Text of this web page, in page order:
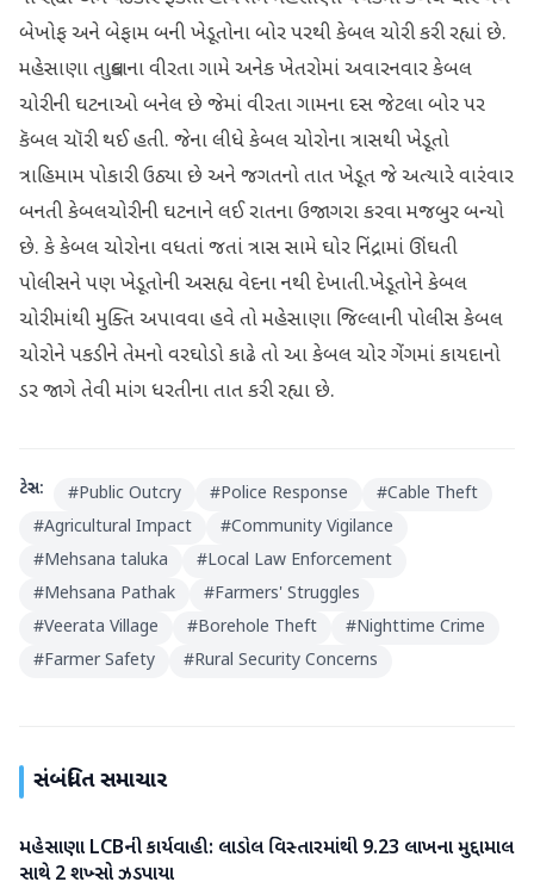
બેખોફ અને બેફામ બની ખેડૂતોના બોર પરથી કેબલ ચોરી કરી રહ્યાં છે.
મહેસાણા તાલુકાના વીરતા ગામે અનેક ખેતરોમાં અવારનવાર કેબલ
ચોરીની ઘટનાઓ બનેલ છે જેમાં વીરતા ગામના દસ જેટલા બોર પર
કૅબલ ચૉરી થઈ હતી. જેના લીધે કેબલ ચોરોના ત્રાસથી ખેડૂતો
ત્રાહિમામ પોકારી ઉઠ્યા છે અને જગતનો તાત ખેડૂત જે અત્યારે વારંવાર
બનતી કેબલચોરીની ઘટનાને લઈ રાતના ઉજાગરા કરવા મજબુર બન્યો
છે. કે કેબલ ચોરોના વધતાં જતાં ત્રાસ સામે ઘોર નિંદ્રામાં ઊંઘતી
પોલીસને પણ ખેડૂતોની અસહ્ય વેદના નથી દેખાતી.ખેડૂતોને કેબલ
ચોરીમાંથી મુક્તિ અપાવવા હવે તો મહેસાણા જિલ્લાની પોલીસ કેબલ
ચોરોને પકડીને તેમનો વરઘોડો કાઢે તો આ કેબલ ચોર ગેંગમાં કાયદાનો
ડર જાગે તેવી માંગ ધરતીના તાત કરી રહ્યા છે.
ટેગ્સ: #Public Outcry #Police Response #Cable Theft
#Agricultural Impact #Community Vigilance
#Mehsana taluka #Local Law Enforcement
#Mehsana Pathak #Farmers' Struggles
#Veerata Village #Borehole Theft #Nighttime Crime
#Farmer Safety #Rural Security Concerns
સંબંધિત સમાચાર
મહેસાણા
મહેસાણા LCBની કાર્યવાહી: લાડોલ વિસ્તારમાંથી 9.23 લાખના મુદ્દામાલ
સાથે 2 શખ્સો ઝડપાયા